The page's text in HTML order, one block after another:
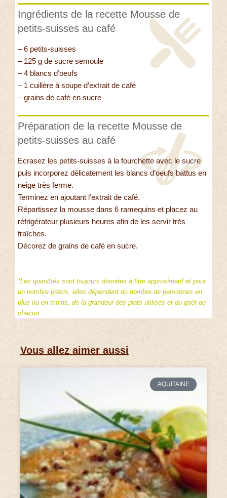
Ingrédients de la recette Mousse de
petits-suisses au café
– 6 petits-suisses
– 125 g de sucre semoule
– 4 blancs d’oeufs
– 1 cuillère à soupe d’extrait de café
– grains de café en sucre
Préparation de la recette Mousse de
petits-suisses au café
Ecrasez les petits-suisses à la fourchette avec le sucre
puis incorporez délicatement les blancs d’oeufs battus en
neige très ferme.
Terminez en ajoutant l’extrait de café.
Répartissez la mousse dans 6 ramequins et placez au
réfrigérateur plusieurs heures afin de les servir très
fraîches.
Décorez de grains de café en sucre.
*Les quantités sont toujours données à titre approximatif et pour
un nombre précis, elles dépendent du nombre de personnes en
plus ou en moins, de la grandeur des plats utilisés et du goût de
chacun.
Vous allez aimer aussi
AQUITAINE